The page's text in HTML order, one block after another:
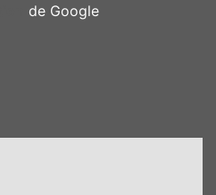
de Google